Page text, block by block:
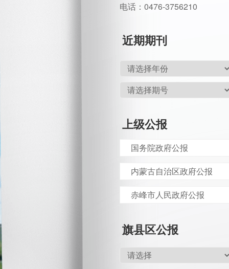
电话：0476-3756210
近期期刊
上级公报
国务院政府公报
内蒙古自治区政府公报
赤峰市人民政府公报
旗县区公报